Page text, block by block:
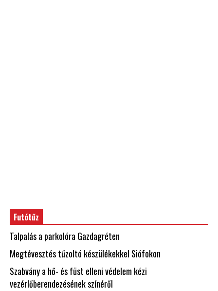
Futótűz
Talpalás a parkolóra Gazdagréten
Megtévesztés tűzoltó készülékekkel Siófokon
Szabvány a hő- és füst elleni védelem kézi
vezérlőberendezésének színéről